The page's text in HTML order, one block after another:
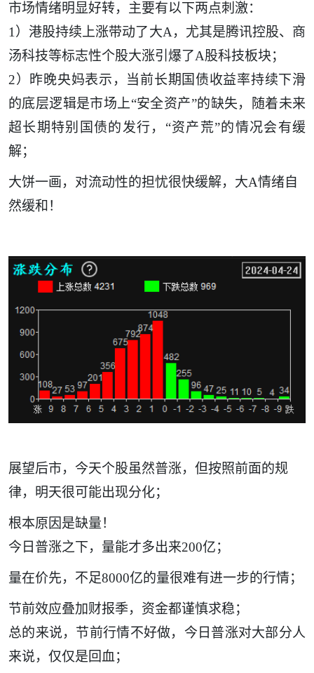
市场情绪明显好转，主要有以下两点刺激：
1）港股持续上涨带动了大A，尤其是腾讯控股、商
汤科技等标志性个股大涨引爆了A股科技板块；
2）昨晚央妈表示，当前长期国债收益率持续下滑
的底层逻辑是市场上“安全资产”的缺失，随着未来
超长期特别国债的发行，“资产荒”的情况会有缓
解；
大饼一画，对流动性的担忧很快缓解，大A情绪自
然缓和！
展望后市，今天个股虽然普涨，但按照前面的规
律，明天很可能出现分化；
根本原因是缺量！
今日普涨之下，量能才多出来200亿；
量在价先，不足8000亿的量很难有进一步的行情；
节前效应叠加财报季，资金都谨慎求稳；
总的来说，节前行情不好做，今日普涨对大部分人
来说，仅仅是回血；